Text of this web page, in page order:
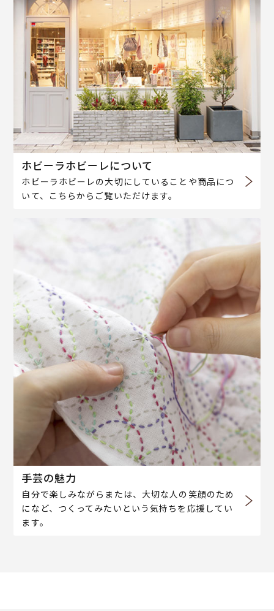
ホビーラホビーレについて
ホビーラホビーレの大切にしていることや商品につ
いて、こちらからご覧いただけます。
手芸の魅力
自分で楽しみながらまたは、大切な人の笑顔のため
になど、つくってみたいという気持ちを応援してい
ます。